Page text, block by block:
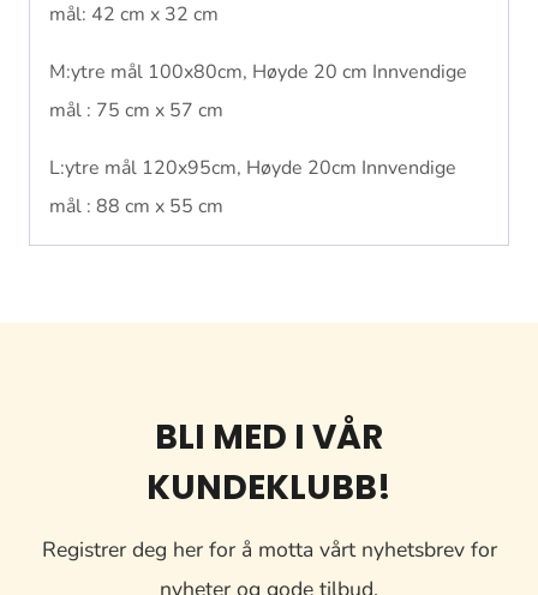
mål: 42 cm x 32 cm
M:ytre mål 100x80cm, Høyde 20 cm Innvendige
mål : 75 cm x 57 cm
L:ytre mål 120x95cm, Høyde 20cm Innvendige
mål : 88 cm x 55 cm
BLI MED I VÅR
KUNDEKLUBB!
Registrer deg her for å motta vårt nyhetsbrev for
nyheter og gode tilbud.